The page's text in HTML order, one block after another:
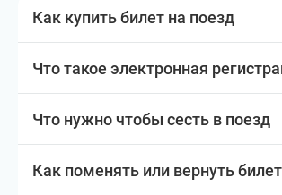
Как купить билет на поезд
Что такое электронная
Что нужно чтобы сесть в поезд
Как поменять или вернуть билет